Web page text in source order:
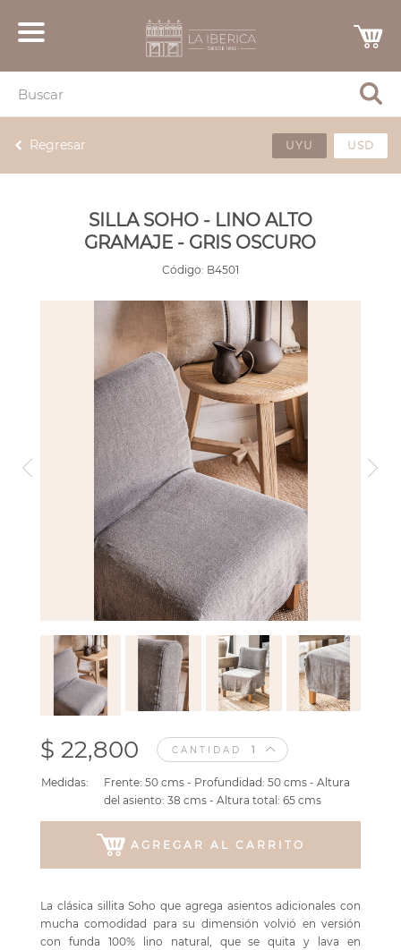
Regresar UYU USD
SILLA SOHO - LINO ALTO
GRAMAJE - GRIS OSCURO
Código: B4501
$ 22,800 CANTIDAD
Medidas:
Frente: 50 cms - Profundidad: 50 cms - Altura
del asiento: 38 cms - Altura total: 65 cms
AGREGAR AL CARRITO
La clásica sillita Soho que agrega asientos adicionales con
mucha comodidad para su dimensión volvió en versión
con funda 100% lino natural, que se quita y lava en